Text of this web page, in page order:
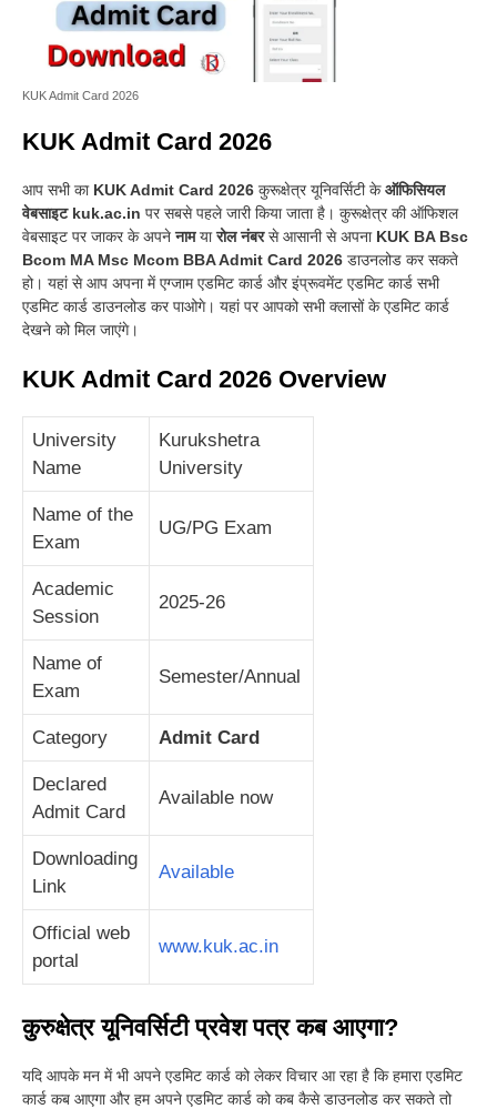
KUK Admit Card 2026
KUK Admit Card 2026
आप सभी का KUK Admit Card 2026 कुरूक्षेत्र यूनिवर्सिटी केऑफिसियल
वेबसाइट kuk.ac.in पर सबसे पहले जारी किया जाता है । कुरूक्षेत्र की ऑफिशल
वेबसाइट पर जाकर के अपनेनामयारोल नंबरसे आसानी से अपना KUK BA Bsc
Bcom MA Msc Mcom BBA Admit Card 2026 डाउनलोड कर सकते
हो। यहां से आप अपना में एग्जाम एडमिट कार्ड और इंप्रूवमेंट एडमिट कार्ड सभी
एडमिट कार्ड डाउनलोड कर पाओगे। यहां पर आपको सभी क्लासों के एडमिट कार्ड
देखने को मिल जाएंगे।
KUK Admit Card 2026 Overview
University
Name
Kurukshetra
University
Name of the
Exam
UG/PG Exam
Academic
Session
2025-26
Name of
Exam
Semester/Annual
Category Admit Card
Declared
Admit Card
Available now
Downloading
Link
Available
Official web
portal
www.kuk.ac.in
कुरुक्षेत्र यूनिवर्सिटी प्रवेश पत्र कब आएगा?
यदि आपके मन में भी अपने एडमिट कार्ड को लेकर विचार आ रहा है कि हमारा एडमिट
कार्ड कब आएगा और हम अपने एडमिट कार्ड को कब कैसे डाउनलोड कर सकते तो